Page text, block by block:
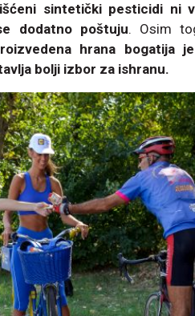
sintetički pesticidi ni
dodatno poštuju. Osim
hrana bogatija
bolji izbor za ishranu.